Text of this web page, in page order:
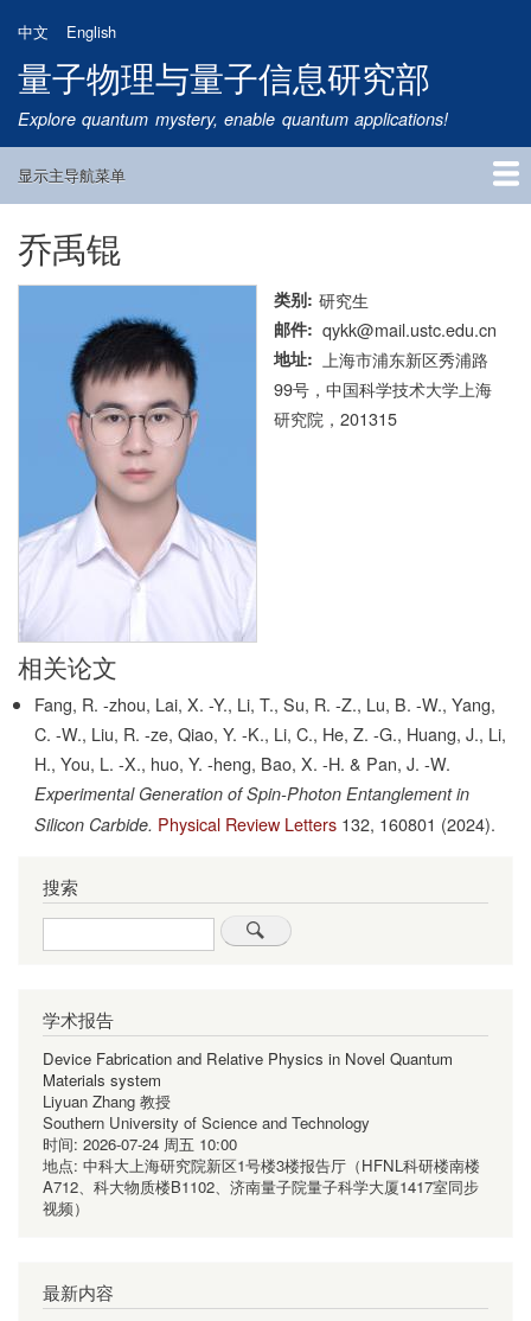
到
主
要
内
中文 English
量子物理与量子信息研究部
Explore quantum mystery, enable quantum applications!
Main
显示主导航菜单
首页
研究方向
量子卫星
团队成员
新闻动态
研究进展
学术报告
论文发表
公告通知
招生信息
相关链接
乔禹锟
类别 研究生
邮件 qykk@mail.ustc.edu.cn
地址
上海市浦东新区秀浦路
99号，中国科学技术大学上海
研究院，201315
相关论文
Fang, R. -zhou, Lai, X. -Y., Li, T., Su, R. -Z., Lu, B. -W., Yang,
C. -W., Liu, R. -ze, Qiao, Y. -K., Li, C., He, Z. -G., Huang, J., Li,
H., You, L. -X., huo, Y. -heng, Bao, X. -H. & Pan, J. -W.
Experimental Generation of Spin-Photon Entanglement in
Silicon Carbide. Physical Review Letters 132, 160801 (2024).
搜索
Search
学术报告
Device Fabrication and Relative Physics in Novel Quantum
Materials system
Liyuan Zhang 教授
Southern University of Science and Technology
时间: 2026-07-24 周五 10:00
地点: 中科大上海研究院新区1号楼3楼报告厅（HFNL科研楼南楼
A712、科大物质楼B1102、济南量子院量子科学大厦1417室同步
视频）
最新内容